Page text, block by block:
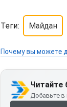
Теги: Майдан
Почему вы можете
Читайте
Добавьте в